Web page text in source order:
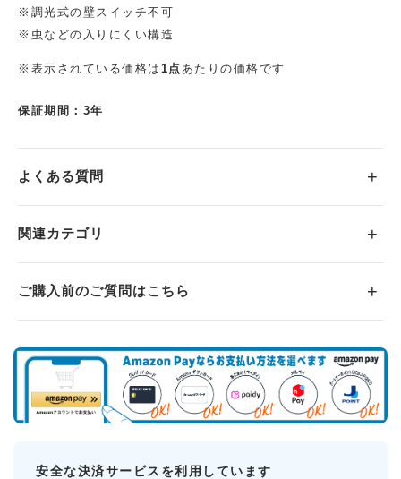
※調光式の壁スイッチ不可
※虫などの入りにくい構造
※表示されている価格は 1点あたりの価格です
保証期間：3年
よくある質問
関連カテゴリ
ご購入前のご質問はこちら
安全な決済サービスを利用しています